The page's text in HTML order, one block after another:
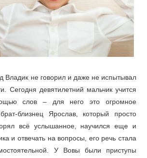
Владик не говорил и даже не испытывал
Сегодня девятилетний мальчик учится
слов – для него это огромное
близнец Ярослав, который просто
всё услышанное, научился еще и
и отвечать на вопросы, его речь стала
У Вовы были приступы